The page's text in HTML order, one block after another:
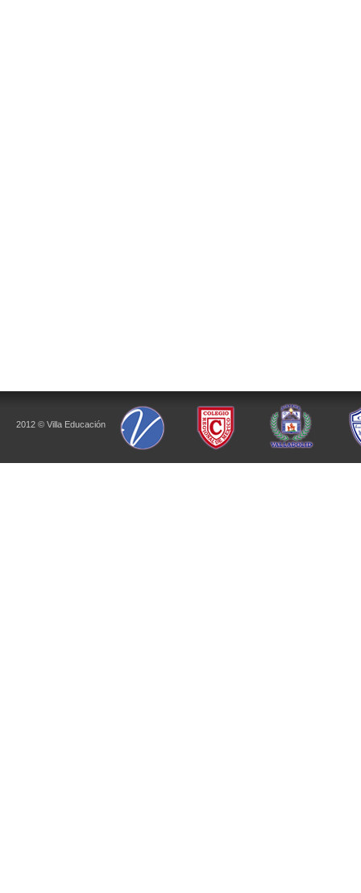
2012 © Villa Educación